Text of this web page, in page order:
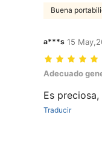
Buena
a***s 15
Adecuado
Adecuado
Es
Traducir